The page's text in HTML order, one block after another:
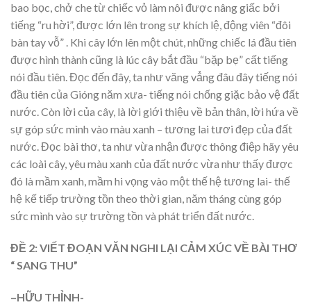
bao bọc, chở che từ chiếc vỏ làm nôi được nâng giấc bởi
tiếng “ru hời”, được lớn lên trong sự khích lệ, động viên “đôi
bàn tay vỗ” . Khi cây lớn lên một chút, những chiếc lá đầu tiên
được hình thành cũng là lúc cây bắt đầu “bặp bẹ” cất tiếng
nói đầu tiên. Đọc đến đây, ta như văng vẳng đâu đây tiếng nói
đầu tiên của Gióng năm xưa- tiếng nói chống giặc bảo vệ đất
nước. Còn lời của cây, là lời giới thiệu về bản thân, lời hứa về
sự góp sức mình vào màu xanh – tương lai tươi đẹp của đất
nước. Đọc bài thơ, ta như vừa nhận được thông điệp hãy yêu
các loài cây, yêu màu xanh của đất nước vừa như thấy được
đó là mầm xanh, mầm hi vọng vào một thế hệ tương lai- thế
hệ kế tiếp trường tồn theo thời gian, năm tháng cùng góp
sức mình vào sự trường tồn và phát triển đất nước.
ĐỀ 2: VIẾT ĐOẠN VĂN NGHI LẠI CẢM XÚC VỀ BÀI THƠ
“ SANG THU”
–HỮU THỈNH-